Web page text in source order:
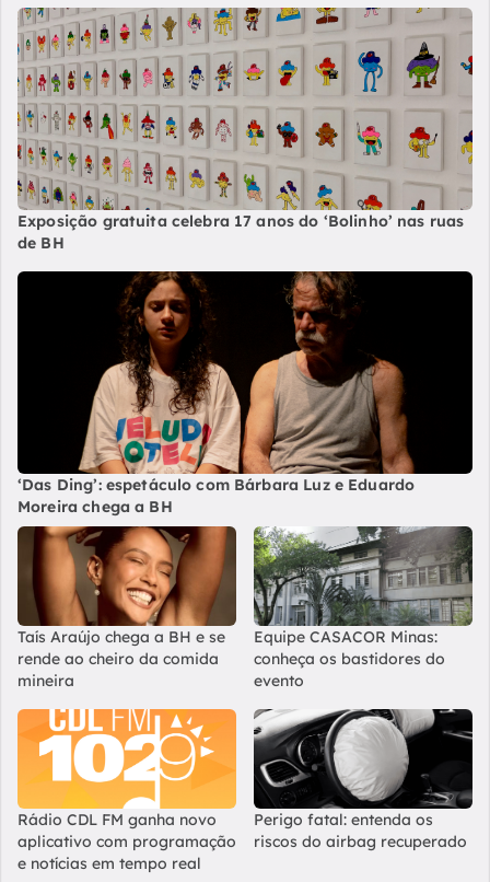
Exposição gratuita celebra 17 anos do ‘Bolinho’ nas ruas
de BH
‘Das Ding’: espetáculo com Bárbara Luz e Eduardo
Moreira chega a BH
Taís Araújo chega a BH e se
rende ao cheiro da comida
mineira
Equipe CASACOR Minas:
conheça os bastidores do
evento
Rádio CDL FM ganha novo
aplicativo com programação
e notícias em tempo real
Perigo fatal: entenda os
riscos do airbag recuperado